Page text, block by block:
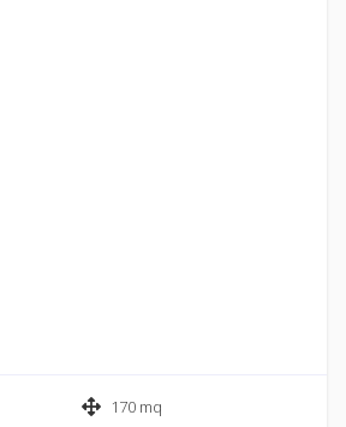
170 mq